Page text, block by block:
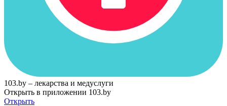
103.by – лекарства и медуслуги
Открыть в приложении 103.by
Открыть